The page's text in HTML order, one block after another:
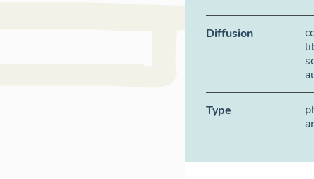
Diffusion
Type